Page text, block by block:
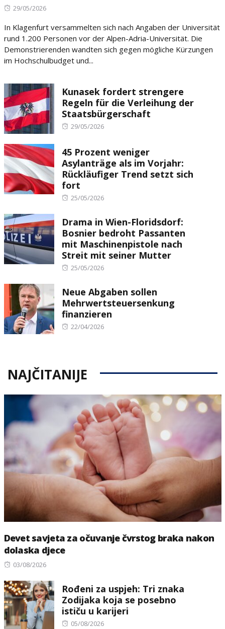
Posted
29/05/2026
In Klagenfurt versammelten sich nach Angaben der Universität
rund 1.200 Personen vor der Alpen-Adria-Universität. Die
Demonstrierenden wandten sich gegen mögliche Kürzungen
im Hochschulbudget und...
Kunasek fordert strengere
Regeln für die Verleihung der
Staatsbürgerschaft
Posted
29/05/2026
45 Prozent weniger
Asylanträge als im Vorjahr:
Rückläufiger Trend setzt sich
fort
Posted
25/05/2026
Drama in Wien-Floridsdorf:
Bosnier bedroht Passanten
mit Maschinenpistole nach
Streit mit seiner Mutter
Posted
25/05/2026
Neue Abgaben sollen
Mehrwertsteuersenkung
finanzieren
Posted
22/04/2026
NAJČITANIJE
Devet savjeta za očuvanje čvrstog braka nakon
dolaska djece
Posted
03/08/2026
Rođeni za uspjeh: Tri znaka
Zodijaka koja se posebno
ističu u karijeri
Posted
05/08/2026